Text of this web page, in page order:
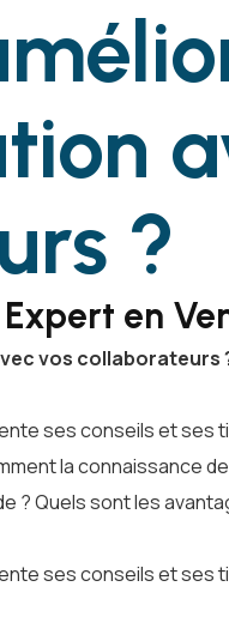
?
en
vos
ses conseils et ses
la connaissance
Quels sont les
ses conseils et ses